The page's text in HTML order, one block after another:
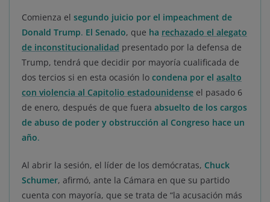
Comienza el segundo juicio por el impeachment de
Donald Trump. El Senado, que ha rechazado el alegato
de inconstitucionalidad presentado por la defensa de
Trump, tendrá que decidir por mayoría cualificada de
dos tercios si en esta ocasión lo condena por el asalto
con violencia al Capitolio estadounidense el pasado 6
de enero, después de que fuera absuelto de los cargos
de abuso de poder y obstrucción al Congreso hace un
año.
Al abrir la sesión, el líder de los demócratas, Chuck
Schumer, afirmó, ante la Cámara en que su partido
cuenta con mayoría, que se trata de “la acusación más